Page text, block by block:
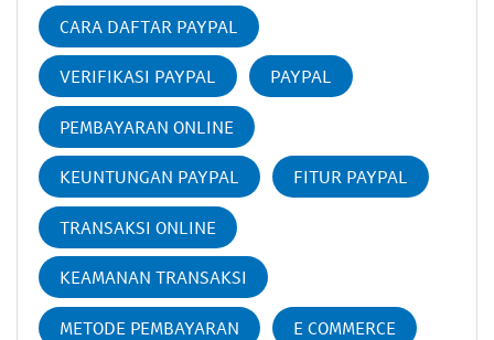
CARA DAFTAR PAYPAL
VERIFIKASI PAYPAL PAYPAL
PEMBAYARAN ONLINE
KEUNTUNGAN PAYPAL FITUR PAYPAL
TRANSAKSI ONLINE
KEAMANAN TRANSAKSI
METODE PEMBAYARAN E COMMERCE